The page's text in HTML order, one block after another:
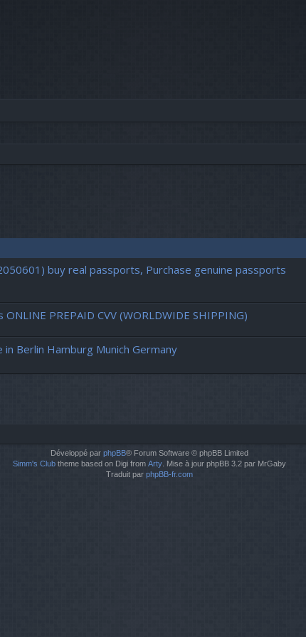
buy real passports, Purchase genuine passports
PREPAID CVV (WORLDWIDE SHIPPING)
Berlin Hamburg Munich Germany
Développé par phpBB® Forum Software © phpBB Limited
Simm's Club theme based on Digi from Arty. Mise à jour phpBB 3.2 par MrGaby
Traduit par phpBB-fr.com